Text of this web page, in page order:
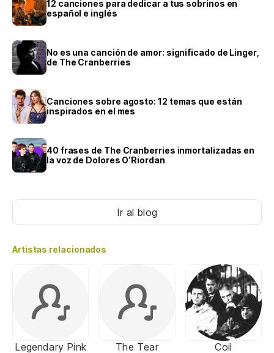
12 canciones para dedicar a tus sobrinos en
español e inglés
No es una canción de amor: significado de Linger,
de The Cranberries
Canciones sobre agosto: 12 temas que están
inspirados en el mes
40 frases de The Cranberries inmortalizadas en
la voz de Dolores O’Riordan
Ir al blog
Artistas relacionados
Legendary Pink
The Tear
Coil